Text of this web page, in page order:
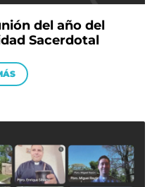
del año del
Sacerdotal